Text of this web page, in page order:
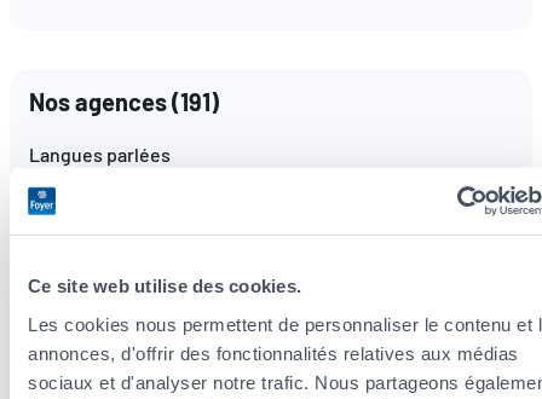
Ce site web utilise des cookies.
Les cookies nous permettent de personnaliser le contenu et
annonces, d'offrir des fonctionnalités relatives aux médias
sociaux et d'analyser notre trafic. Nous partageons
Nos agences(191)
Langues parlées
Toutes les langues